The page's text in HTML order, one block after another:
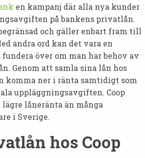
en kampanj där alla nya kunder
på bankens privatlån.
och gäller enbart fram till
andra ord kan det vara en
över om man har behov av
Genom att samla sina lån hos
komma ner i ränta samtidigt som
uppläggningsavgiften. Coop
låneränta än många
i Sverige.
hos Coop